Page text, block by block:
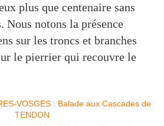
plus que centenaire sans
Nous notons la présence
sur les troncs et branches
le pierrier qui recouvre le